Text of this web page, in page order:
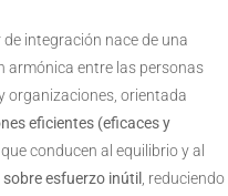
de integración nace de una
armónica entre las personas
organizaciones, orientada
eficientes (eficaces y
que conducen al equilibrio y al
sobre esfuerzo inútil , reduciendo